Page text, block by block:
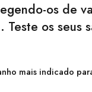
os de
os
mais indicado